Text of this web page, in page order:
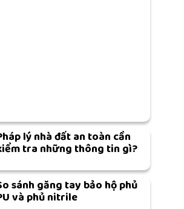
lý nhà đất an toàn cần
tra những thông tin gì?
sánh găng tay bảo hộ phủ
và phủ nitrile